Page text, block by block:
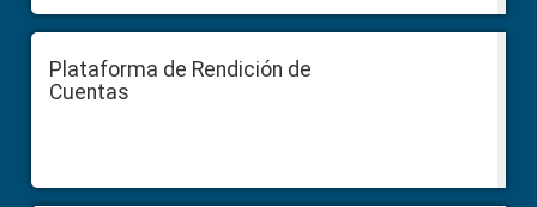
Plataforma de Rendición de
Cuentas